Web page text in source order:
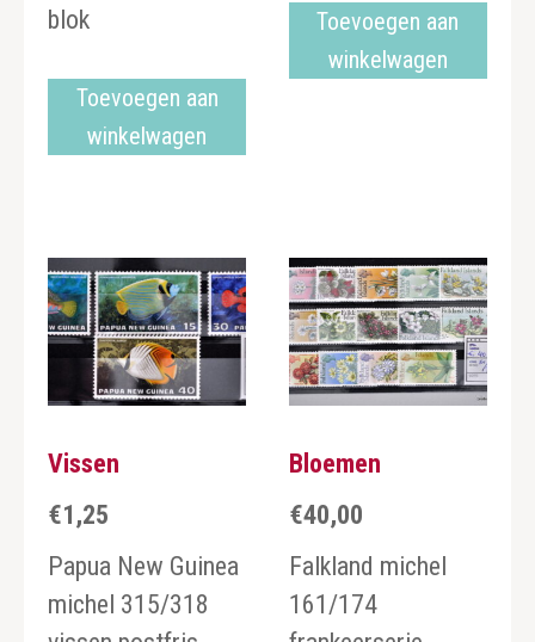
blok
Toevoegen aan
winkelwagen
Toevoegen aan
winkelwagen
Vissen
€1,25
Papua New Guinea
michel 315/318
Bloemen
€40,00
Falkland michel
161/174